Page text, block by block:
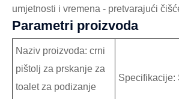
umjetnosti i vremena - pretvarajući
Parametri proizvoda
Naziv proizvoda: crni
pištolj za prskanje za
toalet za podizanje
Specifikacije: